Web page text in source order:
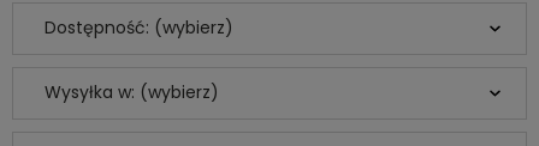
Dostępność: (wybierz)
Wysyłka w: (wybierz)